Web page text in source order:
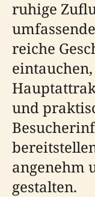
ruhige
reiche
und
angenehm
gestalten.